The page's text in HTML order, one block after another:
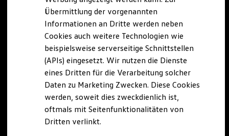
Besitzer und Service
myVolkswagen
Software Updates
Service und Ersatzteile
Inspektion und HU/AU
Reparaturen und Checks
Motorenöl und Flüssigkeiten
Räder und Reifen
Pannen- und Unfallhilfe
Economy Service
Volkswagen Teile
Zubehör
Modellspezifisches Zubehör
Übermittlung der vorgenannten
Informationen an Dritte werden neben
Cookies auch weitere Technologien wie
beispielsweise serverseitige Schnittstellen
(APIs) eingesetzt. Wir nutzen die Dienste
eines Dritten für die Verarbeitung solcher
Daten zu Marketing Zwecken. Diese Cookies
werden, soweit dies zweckdienlich ist,
oftmals mit Seitenfunktionalitäten von
Dritten verlinkt.